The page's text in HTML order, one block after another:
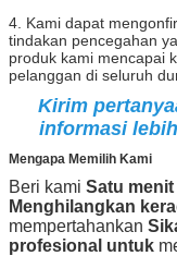
4. Kami dapat
tindakan pencegahan
produk kami mencapai
pelanggan di seluruh
Kirim
informasi
Mengapa Memilih Kami
Beri kami Satu menit
Menghilangkan
mempertahankan
profesional untuk